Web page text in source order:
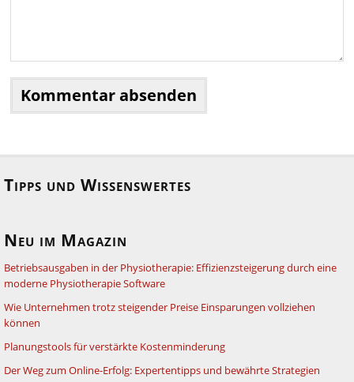
Tipps und Wissenswertes
Neu im Magazin
Betriebsausgaben in der Physiotherapie: Effizienzsteigerung durch eine
moderne Physiotherapie Software
Wie Unternehmen trotz steigender Preise Einsparungen vollziehen
können
Planungstools für verstärkte Kostenminderung
Der Weg zum Online-Erfolg: Expertentipps und bewährte Strategien